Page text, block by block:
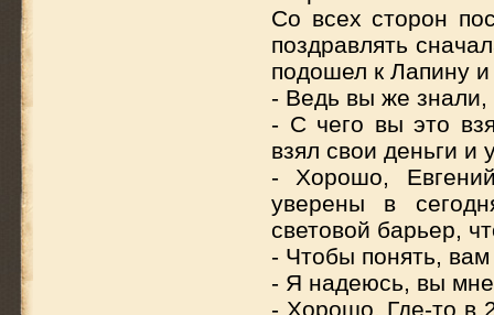
Со всех сторон
поздравлять
подошел к Лапину
- Ведь вы же знали,
- С чего вы это
взял свои деньги и
- Хорошо,
уверены в
световой барьер,
- Чтобы понять, вам
- Я надеюсь, вы мне
- Хорошо. Где-то в